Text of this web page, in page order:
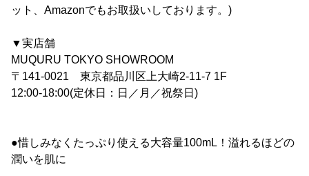
ット、Amazonでもお取扱いしております。)
▼実店舗
MUQURU TOKYO SHOWROOM
〒141-0021 東京都品川区上大崎2-11-7 1F
12:00-18:00(定休日：日／月／祝祭日)
●惜しみなくたっぷり使える大容量100mL！溢れるほどの
潤いを肌に